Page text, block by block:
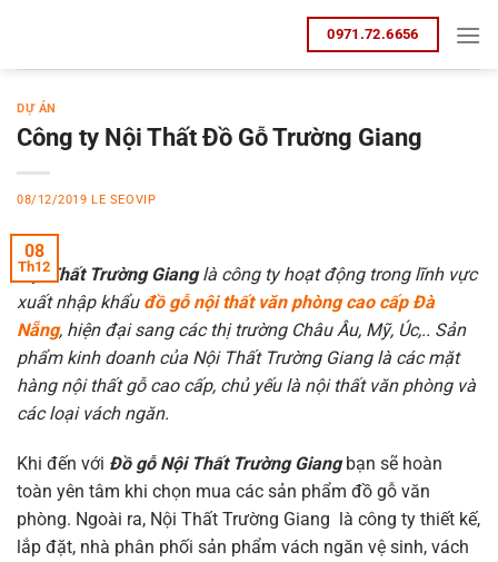
nội
0971.72.6656
DỰ ÁN
Công ty Nội Thất Đồ Gỗ Trường Giang
08/12/2019 LE SEOVIP
08
Th12
Nội Thất Trường Gianglà công ty hoạt động trong lĩnh vực
xuất nhập khẩu đồ gỗ nội thất văn phòng cao cấp Đà
Nẵng, hiện đại sang các thị trường Châu Âu, Mỹ, Úc,.. Sản
phẩm kinh doanh của Nội Thất Trường Giang là các mặt
hàng nội thất gỗ cao cấp, chủ yếu là nội thất văn phòng và
các loại vách ngăn.
Khi đến với Đồ gỗ Nội Thất Trường Giangbạn sẽ hoàn
toàn yên tâm khi chọn mua các sản phẩm đồ gỗ văn
phòng. Ngoài ra, Nội Thất Trường Giang là công ty thiết kế,
lắp đặt, nhà phân phối sản phẩm vách ngăn vệ sinh, vách